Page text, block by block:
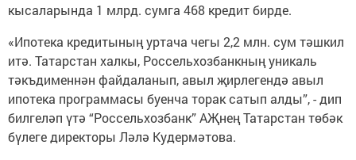
кысаларында 1 млрд. сумга 468 кредит бирде.
«Ипотека кредитының уртача чегы 2,2 млн. сум тәшкил
итә. Татарстан халкы, Россельхозбанкның уникаль
тәкъдименнән файдаланып, авыл җирлегендә авыл
ипотека программасы буенча торак сатып алды”, - дип
билгеләп үтә “Россельхозбанк” АҖнең Татарстан төбәк
бүлеге директоры Ләлә Кудермәтова.